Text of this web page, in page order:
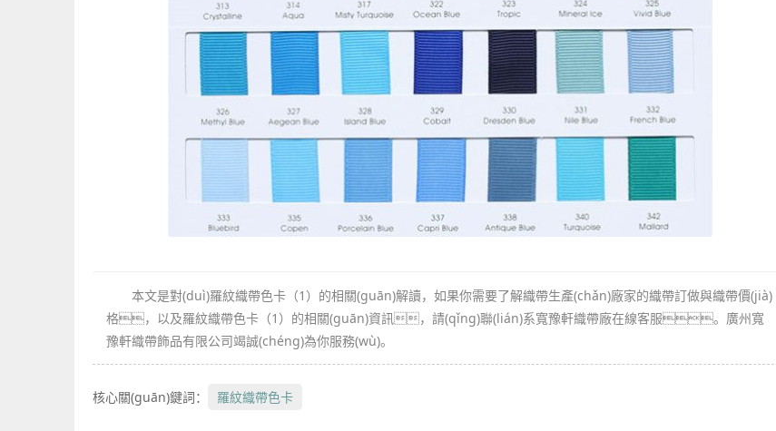
本文是對(duì)羅紋織帶色卡（1）的相關(guān)解讀，如果你需要了解織帶生產(chǎn)廠家的織帶訂做與織帶價(jià)
格，以及羅紋織帶色卡（1）的相關(guān)資訊，請(qǐng)聯(lián)系寬豫軒織帶廠在線客服。廣州寬
豫軒織帶飾品有限公司竭誠(chéng)為你服務(wù)。
核心關(guān)鍵詞： 羅紋織帶色卡